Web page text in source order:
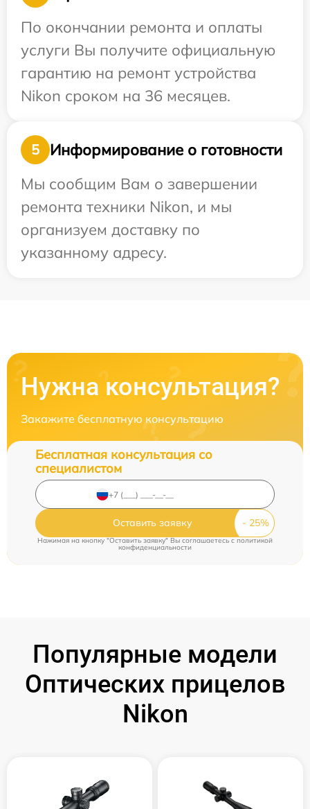
По окончании ремонта и оплаты
услуги Вы получите официальную
гарантию на ремонт устройства
Nikon сроком на 36 месяцев.
5
Информирование о готовности
Мы сообщим Вам о завершении
ремонта техники Nikon, и мы
организуем доставку по
указанному адресу.
Нужна консультация?
Закажите бесплатную консультацию
Бесплатная консультация со
специалистом
Оставить заявку
Нажимая на кнопку "Оставить заявку" Вы соглашаетесь c политикой
конфиденциальности
Популярные модели
Оптических прицелов
Nikon